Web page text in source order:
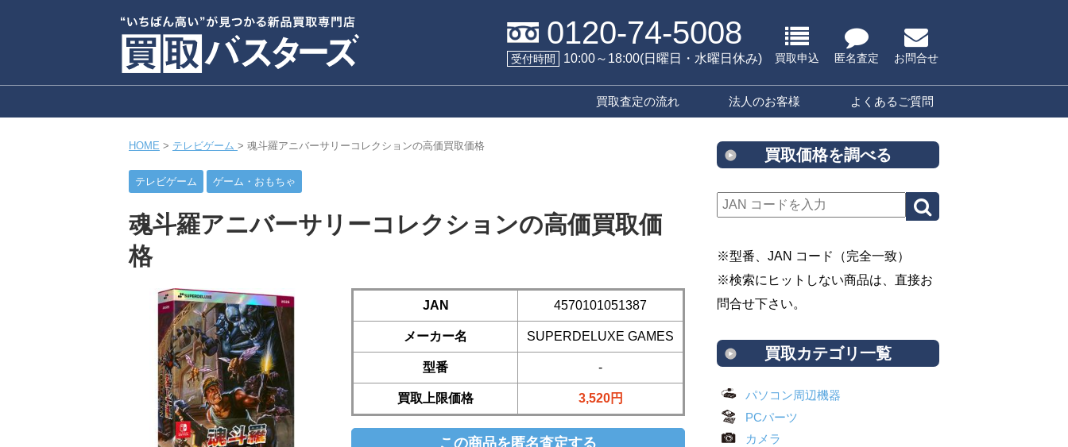
0120-74-5008
受付時間 10:00～18:00(日曜日・水曜日休み) 買取申込 匿名査定 お問合せ
買取査定の流れ 法人のお客様 よくあるご質問
HOME > テレビゲーム > 魂斗羅アニバーサリーコレクションの高価買取価格
テレビゲーム ゲーム・おもちゃ
魂斗羅アニバーサリーコレクションの高価買取価
格
JAN 4570101051387
メーカー名 SUPERDELUXE GAMES
型番 -
買取上限価格 3,520円
買取価格を調べる
※型番、JAN コード（完全一致）
※検索にヒットしない商品は、直接お
問合せ下さい。
買取カテゴリ一覧
パソコン周辺機器
PCパーツ
カメラ